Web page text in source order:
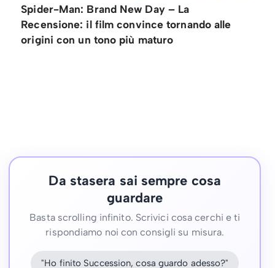
Spider-Man: Brand New Day – La
Recensione: il film convince tornando alle
origini con un tono più maturo
Da stasera sai sempre cosa
guardare
Basta scrolling infinito. Scrivici cosa cerchi e ti
rispondiamo noi con consigli su misura.
"Ho finito Succession, cosa guardo adesso?"